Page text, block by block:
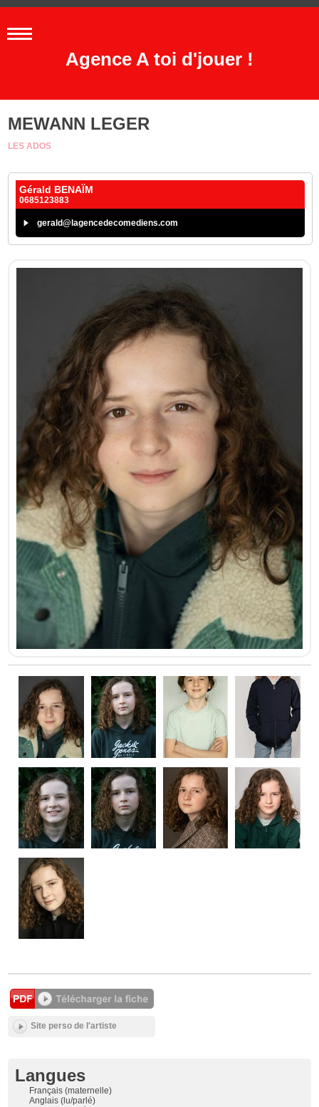
Agence A toi d'jouer !
MEWANN LEGER
LES ADOS
Gérald BENAÏM
0685123883
gerald@lagencedecomediens.com
Langues
Français (maternelle)
Anglais (lu/parlé)
Site perso de l'artiste